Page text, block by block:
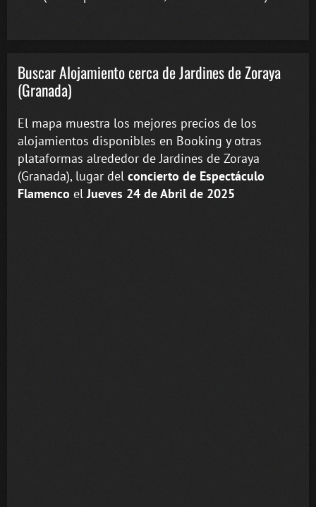
Buscar Alojamiento cerca de Jardines de Zoraya
(Granada)
El mapa muestra los mejores precios de los
alojamientos disponibles en Booking y otras
plataformas alrededor de Jardines de Zoraya
(Granada), lugar del concierto de Espectáculo
Flamenco elJueves 24 de Abril de 2025